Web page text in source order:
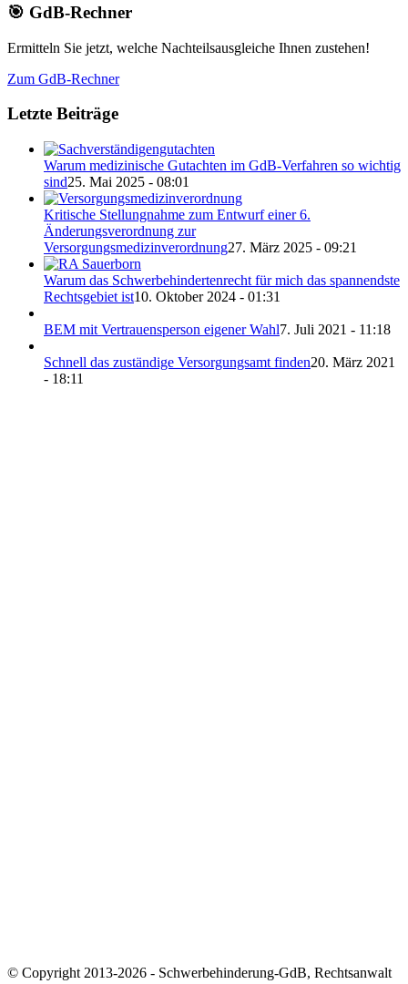
🎯 GdB-Rechner
Ermitteln Sie jetzt, welche Nachteilsausgleiche Ihnen zustehen!
Zum GdB-Rechner
Letzte Beiträge
Warum medizinische Gutachten im GdB-Verfahren so wichtig
sind25. Mai 2025 - 08:01
Kritische Stellungnahme zum Entwurf einer 6.
Änderungsverordnung zur
Versorgungsmedizinverordnung27. März 2025 - 09:21
Warum das Schwerbehindertenrecht für mich das spannendste
Rechtsgebiet ist10. Oktober 2024 - 01:31
BEM mit Vertrauensperson eigener Wahl7. Juli 2021 - 11:18
Schnell das zuständige Versorgungsamt finden20. März 2021
- 18:11
© Copyright 2013-2026 - Schwerbehinderung-GdB, Rechtsanwalt